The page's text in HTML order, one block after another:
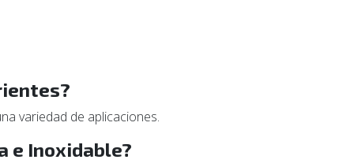
variedad de aplicaciones.
e Inoxidable?